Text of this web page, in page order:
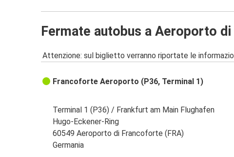
Fermate autobus a Aeroporto
Attenzione: sul biglietto verranno riportate le
Francoforte Aeroporto (P36, Terminal 1)
Terminal 1 (P36) / Frankfurt am Main Flughafen
Hugo-Eckener-Ring
60549 Aeroporto di Francoforte (FRA)
Germania